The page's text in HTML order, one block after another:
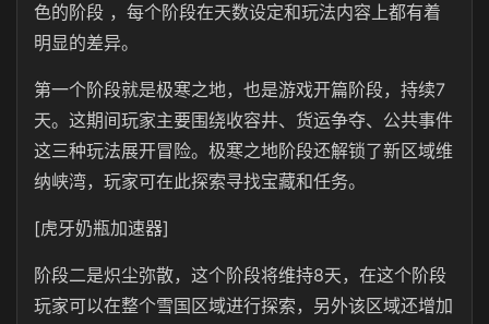
色的阶段 ，每个阶段在天数设定和玩法内容上都有着
明显的差异。
第一个阶段就是极寒之地，也是游戏开篇阶段，持续7
天。这期间玩家主要围绕收容井、货运争夺、公共事件
这三种玩法展开冒险。极寒之地阶段还解锁了新区域维
纳峡湾，玩家可在此探索寻找宝藏和任务。
[虎牙奶瓶加速器]
阶段二是炽尘弥散，这个阶段将维持8天，在这个阶段
玩家可以在整个雪国区域进行探索，另外该区域还增加